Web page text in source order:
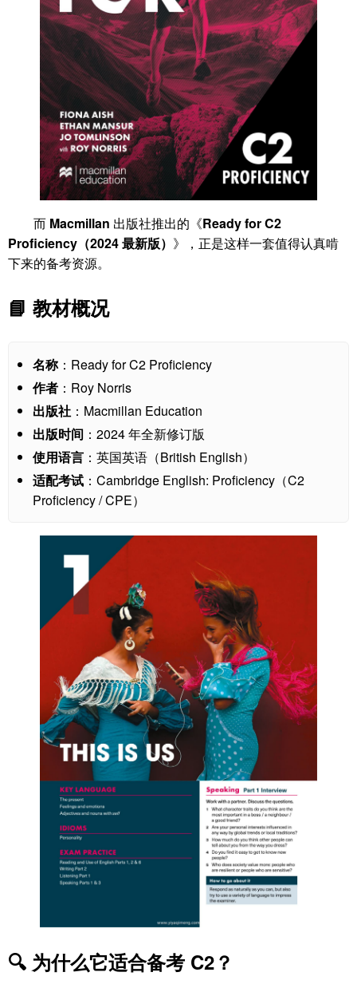
而 Macmillan 出版社推出的《Ready for C2
Proficiency（2024 最新版） 》，正是这样一套值得认真啃
下来的备考资源。
📘 教材概况
名称：Ready for C2 Proficiency
作者 ：Roy Norris
出版社 ：Macmillan Education
出版时间 ：2024 年全新修订版
使用语言 ：英国英语（British English）
适配考试 ：Cambridge English: Proficiency（C2
Proficiency / CPE）
🔍 为什么它适合备考 C2？